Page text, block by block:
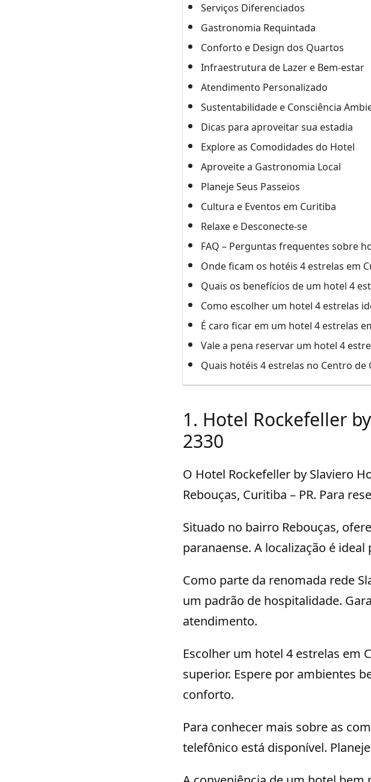
Serviços Diferenciados
Gastronomia Requintada
Conforto e Design dos Quartos
Infraestrutura de Lazer e Bem-estar
Atendimento Personalizado
Sustentabilidade e Consciência
Dicas para aproveitar sua estadia
Explore as Comodidades do Hotel
Aproveite a Gastronomia Local
Planeje Seus Passeios
Cultura e Eventos em Curitiba
Relaxe e Desconecte-se
FAQ – Perguntas frequentes sobre
Onde ficam os hotéis 4 estrelas em
Quais os benefícios de um hotel 4
Como escolher um hotel 4 estrelas
É caro ficar em um hotel 4 estrelas
Vale a pena reservar um hotel 4
Quais hotéis 4 estrelas no Centro
1. Hotel Rockefeller
2330
O Hotel Rockefeller by Slaviero
Rebouças, Curitiba – PR. Para
Situado no bairro Rebouças,
paranaense. A localização é
Como parte da renomada rede
um padrão de hospitalidade.
atendimento.
Escolher um hotel 4 estrelas em
superior. Espere por ambientes
conforto.
Para conhecer mais sobre as
telefônico está disponível.